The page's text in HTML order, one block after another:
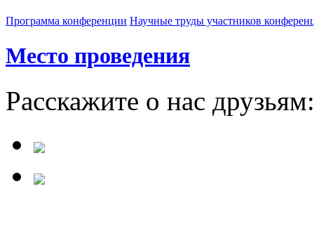
Программа конференции Научные труды участников
Место проведения
Расскажите о нас друзьям: